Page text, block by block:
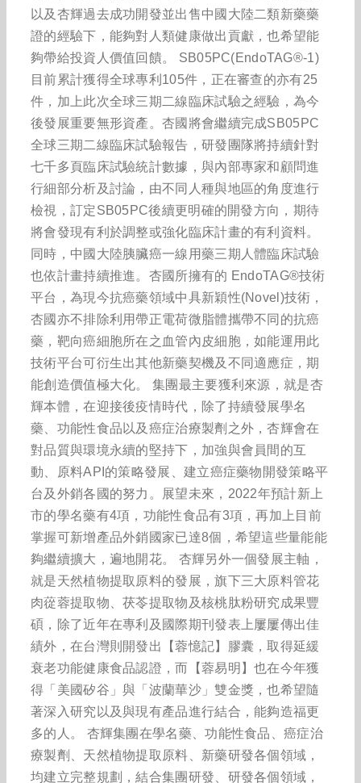
以及杏輝過去成功開發並出售中國大陸二類新藥藥
證的經驗下，能夠對人類健康做出貢獻，也希望能
夠帶給投資人價值回饋。 SB05PC(EndoTAG®-1)
目前累計獲得全球專利105件，正在審查的亦有25
件，加上此次全球三期二線臨床試驗之經驗，為今
後發展重要無形資產。杏國將會繼續完成SB05PC
全球三期二線臨床試驗報告，研發團隊將持續針對
七千多頁臨床試驗統計數據，與內部專家和顧問進
行細部分析及討論，由不同人種與地區的角度進行
檢視，訂定SB05PC後續更明確的開發方向，期待
將會發現有利於調整或強化臨床計畫的有利資料。
同時，中國大陸胰臟癌一線用藥三期人體臨床試驗
也依計畫持續推進。杏國所擁有的 EndoTAG®技術
平台，為現今抗癌藥領域中具新穎性(Novel)技術，
杏國亦不排除利用帶正電荷微脂體攜帶不同的抗癌
藥，靶向癌細胞所在之血管內皮細胞，如能運用此
技術平台可衍生出其他新藥契機及不同適應症，期
能創造價值極大化。 集團最主要獲利來源，就是杏
輝本體，在迎接後疫情時代，除了持續發展學名
藥、功能性食品以及癌症治療製劑之外，杏輝會在
對品質與環境永續的堅持下，加強與會員間的互
動、原料API的策略發展、建立癌症藥物開發策略平
台及外銷各國的努力。展望未來，2022年預計新上
市的學名藥有4項，功能性食品有3項，再加上目前
掌握可新增產品外銷國家已達8個，希望這些量能能
夠繼續擴大，遍地開花。 杏輝另外一個發展主軸，
就是天然植物提取原料的發展，旗下三大原料管花
肉蓯蓉提取物、茯苓提取物及核桃肽粉研究成果豐
碩，除了近年在專利及國際期刊發表上屢屢傳出佳
績外，在台灣則開發出【蓉憶記】膠囊，取得延緩
衰老功能健康食品認證，而【蓉易明】也在今年獲
得「美國矽谷」與「波蘭華沙」雙金獎，也希望隨
著深入研究以及與現有產品進行結合，能夠造福更
多的人。 杏輝集團在學名藥、功能性食品、癌症治
療製劑、天然植物提取原料、新藥研發各個領域，
均建立完整規劃，結合集團研發、研發各個領域，